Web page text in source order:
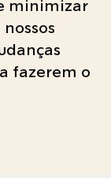
minimizar
fazerem o